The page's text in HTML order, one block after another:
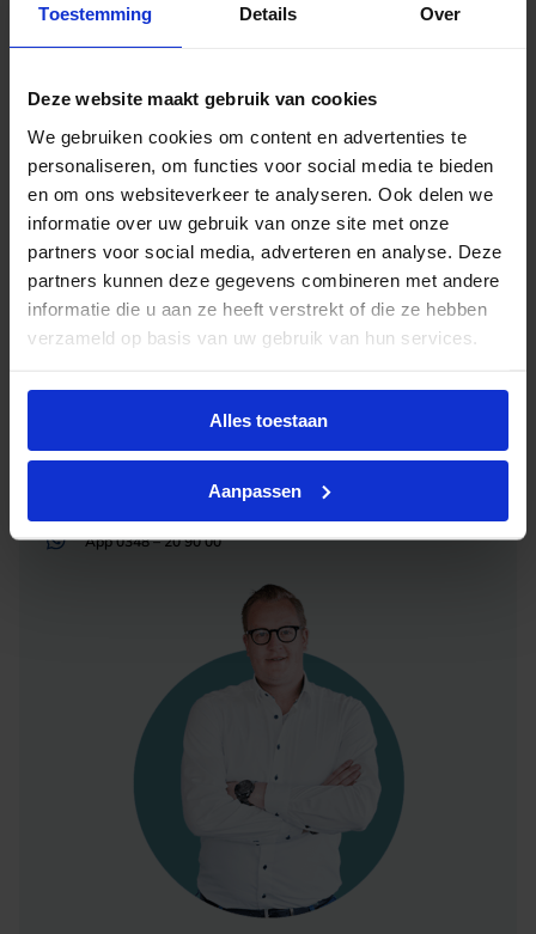
Toestemming Details Over
Deze website maakt gebruik van cookies
We gebruiken cookies om content en advertenties te
personaliseren, om functies voor social media te bieden
en om ons websiteverkeer te analyseren. Ook delen we
informatie over uw gebruik van onze site met onze
partners voor social media, adverteren en analyse. Deze
partners kunnen deze gegevens combineren met andere
informatie die u aan ze heeft verstrekt of die ze hebben
verzameld op basis van uw gebruik van hun services.
Alles toestaan
Aanpassen
waar een grote afstand tussen apparaten en
stopcontacten moet worden overbrugd, zoals bij
uitgebreide elektronische installaties.
Advies of hulp nodig?
Heb je advies nodig of ben je op zoek naar
een alternatieve oplossing? Onze lichtexperts
helpen je graag met professioneellichtadvies
Mailinfo@lichtunie.nl
+31(0)348 209 000
App0348 – 20 90 00